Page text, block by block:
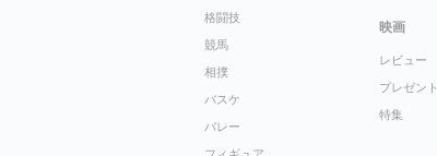
格闘技
競馬
相撲
バスケ
バレー
映画
レビュー
プレゼント
特集